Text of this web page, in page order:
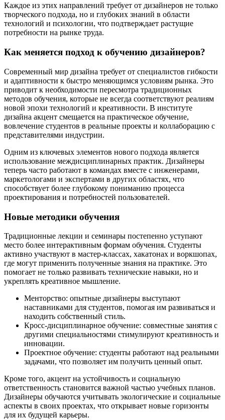
Каждое из этих направлений требует от дизайнеров не только
творческого подхода, но и глубоких знаний в области
технологий и психологии, что подтверждает растущие
потребности на рынке труда.
Как меняется подход к обучению дизайнеров?
Современный мир дизайна требует от специалистов гибкости
и адаптивности к быстро меняющимся условиям рынка. Это
приводит к необходимости пересмотра традиционных
методов обучения, которые не всегда соответствуют реалиям
новой эпохи технологий и креативности. В институте
дизайна акцент смещается на практическое обучение,
вовлечение студентов в реальные проекты и коллаборацию с
представителями индустрии.
Одним из ключевых элементов нового подхода является
использование междисциплинарных практик. Дизайнеры
теперь часто работают в командах вместе с инженерами,
маркетологами и экспертами в других областях, что
способствует более глубокому пониманию процесса
проектирования и потребностей пользователей.
Новые методики обучения
Традиционные лекции и семинары постепенно уступают
место более интерактивным формам обучения. Студенты
активно участвуют в мастер-классах, хакатонах и воркшопах,
где могут применить полученные знания на практике. Это
помогает не только развивать технические навыки, но и
укреплять креативное мышление.
Менторство: опытные дизайнеры выступают
наставниками для студентов, помогая им развиваться и
находить собственный стиль.
Кросс-дисциплинарное обучение: совместные занятия с
другими специальностями стимулируют креативность и
инновации.
Проектное обучение: студенты работают над реальными
задачами, что позволяет им получить ценный опыт.
Кроме того, акцент на устойчивость и социальную
ответственность становится важной частью учебных планов.
Дизайнеры обучаются учитывать экологические и социальные
аспекты в своих проектах, что открывает новые горизонты
для их будущей карьеры.